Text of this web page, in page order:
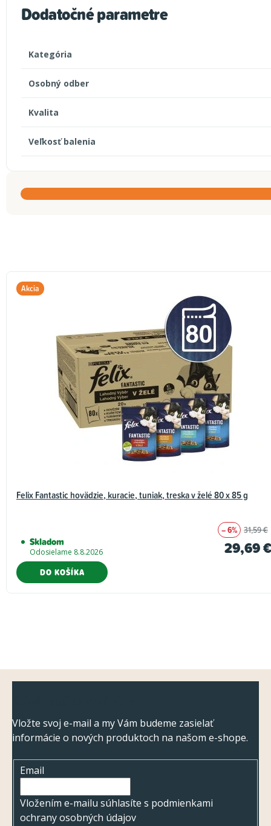
Dodatočné parametre
Kategória
Osobný odber
Kvalita
Veľkosť balenia
Akcia
Felix Fantastic hovädzie, kuracie, tuniak, treska v želé 80 x 85 g
Skladom
Odosielame 8.8.2026
– 6% 31,59 €
29,69
DO KOŠÍKA
Vložte svoj e-mail a my Vám budeme zasielať
informácie o nových produktoch na našom e-shope.
Email
Vložením e-mailu súhlasíte s podmienkami
ochrany osobných údajov